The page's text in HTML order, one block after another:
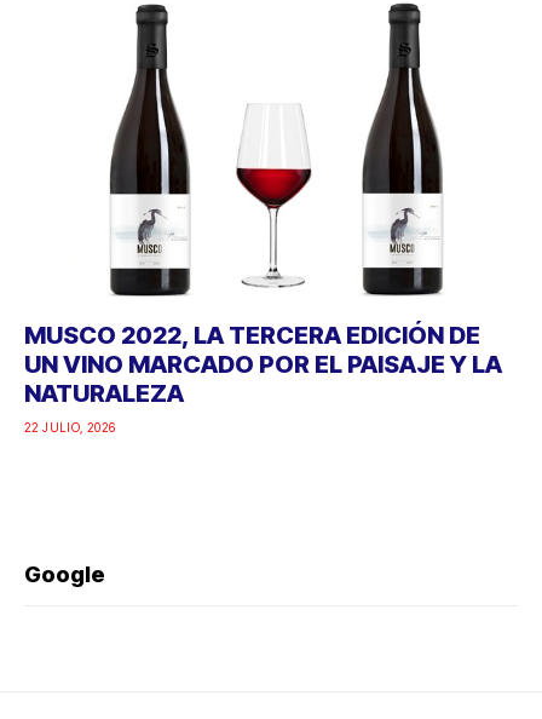
MUSCO 2022, LA TERCERA EDICIÓN DE
UN VINO MARCADO POR EL PAISAJE Y LA
NATURALEZA
22 JULIO, 2026
Google